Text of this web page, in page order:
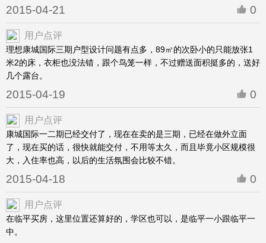
2015-04-21 0
用户点评
理想康城国际三期户型设计问题有点多，89㎡的次卧小的只能放张1
米2的床，衣柜也没法错，跟个鸟笼一样，不过赠送面积挺多的，送好
几个露台。
2015-04-19 0
用户点评
康城国际一二期已经交付了，现在在卖的是三期，已经在做外立面
了，现在买的话，很快就能交付，不用等太久，而且毕竟小区规模很
大，入住率也高，以后的生活氛围会比较不错。
2015-04-18 0
用户点评
在临平买房，这里位置还算好的，学区也可以，是临平一小跟临平一
中。